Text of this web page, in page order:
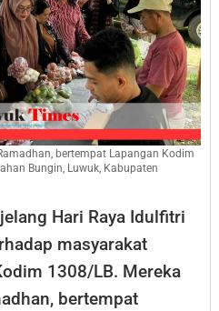
Harapan
Jelang
Idulfitri
bertempat Lapangan Kodim
Bungin, Luwuk, Kabupaten
Hari Raya Idulfitri
masyarakat
1308/LB. Mereka
bertempat